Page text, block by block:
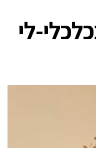
כלכלי-לי